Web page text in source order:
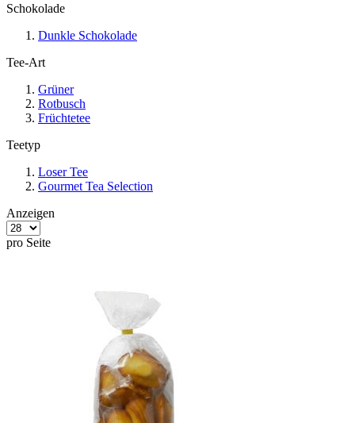
Schokolade
Dunkle Schokolade
Tee-Art
Grüner
Rotbusch
Früchtetee
Teetyp
Loser Tee
Gourmet Tea Selection
Anzeigen
pro Seite